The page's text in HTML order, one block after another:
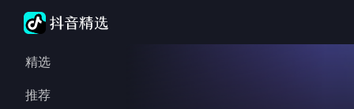
精选
推荐